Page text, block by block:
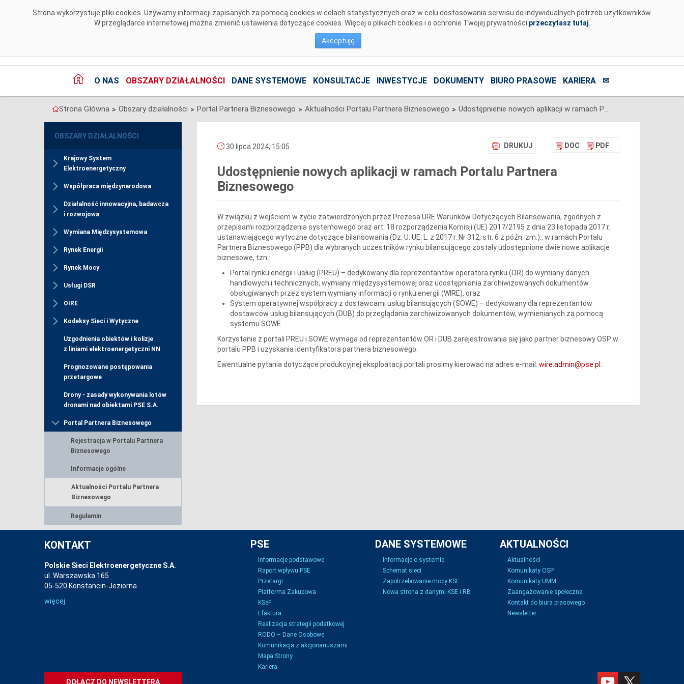
Strona wykorzystuje pliki cookies. Używamy informacji zapisanych za pomocą cookies w celach statystycznych oraz w celu dostosowania serwisu do indywidualnych potrzeb użytkowników.
W przeglądarce internetowej można zmienić ustawienia dotyczące cookies. Więcej o plikach cookies i o ochronie Twojej prywatności przeczytasz tutaj
Akceptuję
O NAS OBSZARY DZIAŁALNOŚCI DANE SYSTEMOWE KONSULTACJE INWESTYCJE DOKUMENTY BIURO PRASOWE KARIERA ✉
Strona Główna > Obszary działalności > Portal Partnera Biznesowego > Aktualności Portalu Partnera Biznesowego > Udostępnienie nowych aplikacji w ramach Portalu Partnera Biznesowego
OBSZARY DZIAŁALNOŚCI
Krajowy System
Elektroenergetyczny
Współpraca międzynarodowa
Działalność innowacyjna, badawcza
i rozwojowa
Wymiana Międzysystemowa
Rynek Energii
Rynek Mocy
Usługi DSR
OIRE
Kodeksy Sieci i Wytyczne
Uzgodnienia obiektów i kolizje
z liniami elektroenergetyczni NN
Prognozowane postępowania
przetargowe
Drony - zasady wykonywania lotów
dronami nad obiektami PSE S.A.
Portal Partnera Biznesowego
Rejestracja w Portalu Partnera
Biznesowego
Informacje ogólne
Aktualności Portalu Partnera
Biznesowego
Regulamin
DRUKUJ DOC PDF
30 lipca 2024, 15:05
Udostępnienie nowych aplikacji w ramach Portalu Partnera
Biznesowego
W związku z wejściem w życie zatwierdzonych przez Prezesa URE Warunków Dotyczących Bilansowania, zgodnych z
przepisami rozporządzenia systemowego oraz art. 18 rozporządzenia Komisji (UE) 2017/2195 z dnia 23 listopada 2017 r.
ustanawiającego wytyczne dotyczące bilansowania (Dz. U. UE. L. z 2017 r. Nr 312, str. 6 z późn. zm.)., w ramach Portalu
Partnera Biznesowego (PPB) dla wybranych uczestników rynku bilansującego zostały udostępnione dwie nowe aplikacje
biznesowe, tzn.:
Portal rynku energii i usług (PREU) – dedykowany dla reprezentantów operatora rynku (OR) do wymiany danych
handlowych i technicznych, wymiany międzysystemowej oraz udostępniania zarchiwizowanych dokumentów
obsługiwanych przez system wymiany informacji o rynku energii (WIRE), oraz
System operatywnej współpracy z dostawcami usług bilansujących (SOWE) – dedykowany dla reprezentantów
dostawców usług bilansujących (DUB) do przeglądania zarchiwizowanych dokumentów, wymienianych za pomocą
systemu SOWE.
Korzystanie z portali PREU i SOWE wymaga od reprezentantów OR i DUB zarejestrowania się jako partner biznesowy OSP w
portalu PPB i uzyskania identyfikatora partnera biznesowego.
Ewentualne pytania dotyczące produkcyjnej eksploatacji portali prosimy kierować na adres e-mail: wire.admin@pse.pl
KONTAKT
Polskie Sieci Elektroenergetyczne S.A.
ul. Warszawska 165
05-520 Konstancin-Jeziorna
więcej
PSE
Informacje podstawowe
Raport wpływu PSE
Przetargi
Platforma Zakupowa
KSeF
Efaktura
Realizacja strategii podatkowej
RODO – Dane Osobowe
Komunikacja z akcjonariuszami
Mapa Strony
Kariera
DANE SYSTEMOWE
Informacje o systemie
Schemat sieci
Zapotrzebowanie mocy KSE
Nowa strona z danymi KSE i RB
AKTUALNOŚCI
Aktualności
Komunikaty OSP
Komunikaty UMM
Zaangażowanie społeczne
Kontakt do biura prasowego
Newsletter
DOŁĄCZ DO NEWSLETTERA